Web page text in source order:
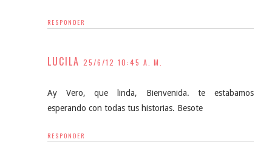
RESPONDER
LUCILA 25/6/12 10:45 A. M.
Ay Vero, que linda, Bienvenida. te estabamos
esperando con todas tus historias. Besote
RESPONDER